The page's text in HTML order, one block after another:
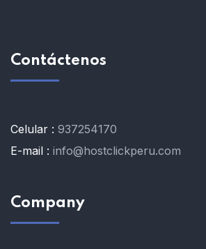
Contáctenos
Celular : 937254170
E-mail : info@hostclickperu.com
Company